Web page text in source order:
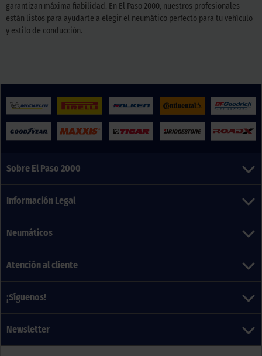
garantizan máxima fiabilidad. En El Paso 2000, nuestros profesionales
están listos para ayudarte a elegir el neumático perfecto para tu vehículo
y estilo de conducción.
Sobre El Paso 2000
Información Legal
Neumáticos
Atención al cliente
¡Síguenos!
Newsletter